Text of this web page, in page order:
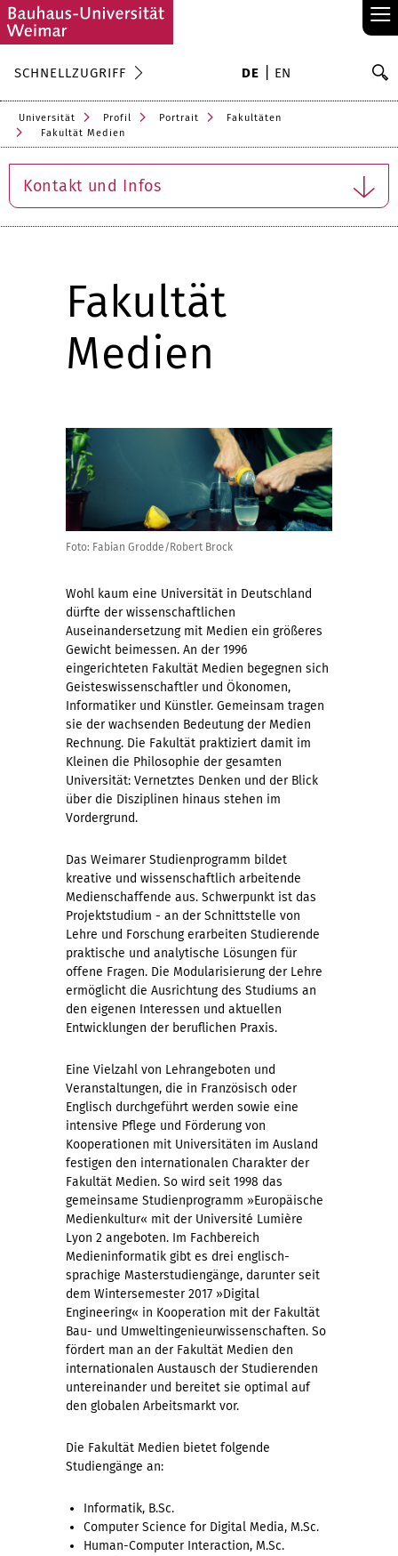
≡
SCHNELLZUGRIFF DE EN
Universität Profil Portrait
Fakultäten
Fakultät Medien
Kontakt und Infos
Fakultät
Medien
Foto: Fabian Grodde/Robert Brock
Wohl kaum eine Universität in Deutschland
dürfte der wissenschaftlichen
Auseinandersetzung mit Medien ein größeres
Gewicht beimessen. An der 1996
eingerichteten Fakultät Medien begegnen sich
Geisteswissenschaftler und Ökonomen,
Informatiker und Künstler. Gemeinsam tragen
sie der wachsenden Bedeutung der Medien
Rechnung. Die Fakultät praktiziert damit im
Kleinen die Philosophie der gesamten
Universität: Vernetztes Denken und der Blick
über die Disziplinen hinaus stehen im
Vordergrund.
Das Weimarer Studienprogramm bildet
kreative und wissenschaftlich arbeitende
Medienschaffende aus. Schwerpunkt ist das
Projektstudium - an der Schnittstelle von
Lehre und Forschung erarbeiten Studierende
praktische und analytische Lösungen für
offene Fragen. Die Modularisierung der Lehre
ermöglicht die Ausrichtung des Studiums an
den eigenen Interessen und aktuellen
Entwicklungen der beruflichen Praxis.
Eine Vielzahl von Lehrangeboten und
Veranstaltungen, die in Französisch oder
Englisch durchgeführt werden sowie eine
intensive Pflege und Förderung von
Kooperationen mit Universitäten im Ausland
festigen den internationalen Charakter der
Fakultät Medien. So wird seit 1998 das
gemeinsame Studienprogramm »Europäische
Medienkultur« mit der Université Lumière
Lyon 2 angeboten. Im Fachbereich
Medieninformatik gibt es drei englisch-
sprachige Masterstudiengänge, darunter seit
dem Wintersemester 2017 »Digital
Engineering« in Kooperation mit der Fakultät
Bau- und Umweltingenieurwissenschaften. So
fördert man an der Fakultät Medien den
internationalen Austausch der Studierenden
untereinander und bereitet sie optimal auf
den globalen Arbeitsmarkt vor.
Die Fakultät Medien bietet folgende
Studiengänge an:
Informatik, B.Sc.
Computer Science for Digital Media, M.Sc.
Human-Computer Interaction, M.Sc.